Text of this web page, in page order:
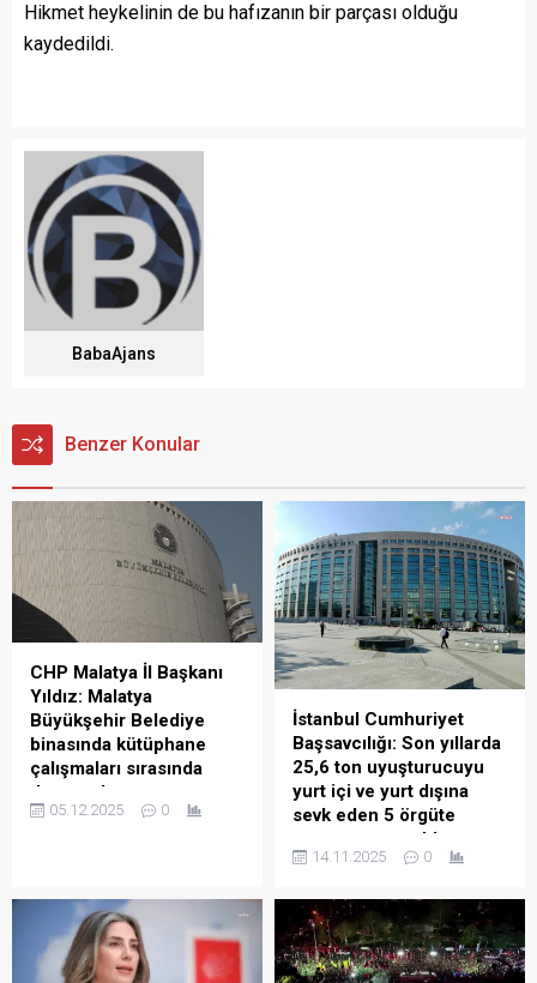
Hikmet heykelinin de bu hafızanın bir parçası olduğu
kaydedildi.
BabaAjans
Benzer Konular
CHP Malatya İl Başkanı
Yıldız: Malatya
Büyükşehir Belediye
binasında kütüphane
çalışmaları sırasında
deprem hasarının ortaya
çıkması endişe vericidir
yaptığı kütüphane
çalışmaları sırasında yapının
6 Şubat depremlerinde
05.12.2025 0
İstanbul Cumhuriyet
Başsavcılığı: Son yıllarda
25,6 ton uyuşturucuyu
yurt içi ve yurt dışına
sevk eden 5 örgüte
operasyon yapıldı
İstanbul Cumhuriyet
örgütüne yönelik
operasyonlarla ilgili
ayrıntıları paylaştı.
14.11.2025 0